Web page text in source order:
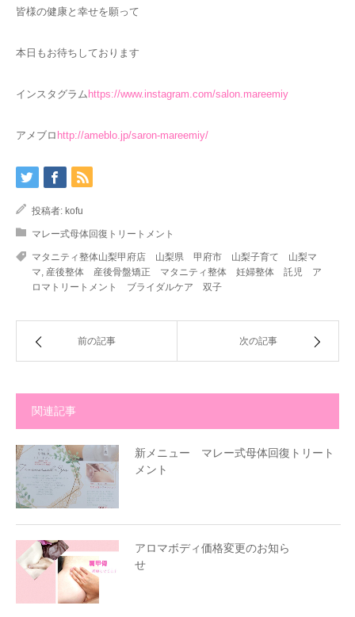
皆様の健康と幸せを願って
本日もお待ちしております
インスタグラム https://www.instagram.com/salon.mareemiy
アメブロ http://ameblo.jp/saron-mareemiy/
投稿者: kofu
マレー式母体回復トリートメント
マタニティ整体山梨甲府店 山梨県 甲府市 山梨子育て 山梨マ
マ, 産後整体 産後骨盤矯正 マタニティ整体 妊婦整体 託児 ア
ロマトリートメント ブライダルケア 双子
前の記事 次の記事
関連記事
新メニュー マレー式母体回復トリート
メント
アロマボディ価格変更のお知ら
せ